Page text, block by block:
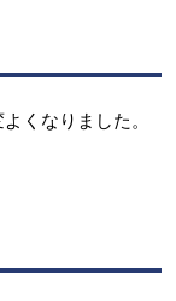
くなりました。